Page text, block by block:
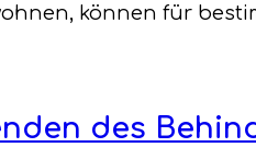
können für
des